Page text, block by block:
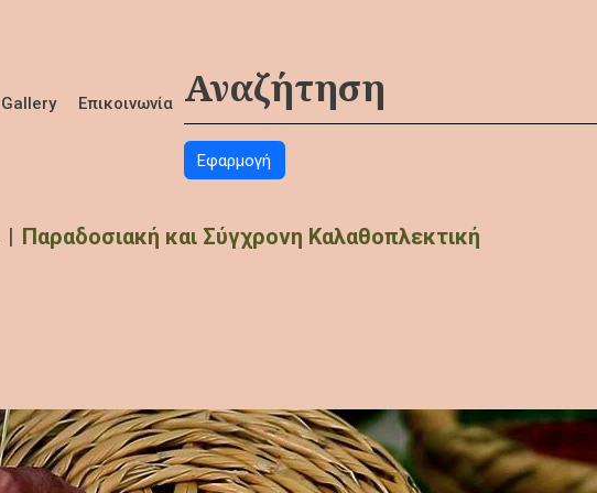
Gallery Επικοινωνία
Παραδοσιακή και Σύγχρονη Καλαθοπλεκτική